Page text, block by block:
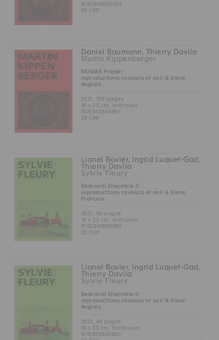
9782940656059
29 CHF
Daniel Baumann, Thierry Davila
Martin Kippenberger
MOMAS Projekt
reproductions couleurs et noir & blanc
Anglais
2021, 136 pages
16 x 23 cm, softcover
9781942884897
29 CHF
Lionel Bovier, Ingrid Luquet-Gad,
Thierry Davila
Sylvie Fleury
Bedroom Ensemble II
reproductions couleurs et noir & blanc
Français
2021, 64 pages
16 x 23 cm, softcover
9782940656066
20 CHF
Lionel Bovier, Ingrid Luquet-Gad,
Thierry Davila
Sylvie Fleury
Bedroom Ensemble II
reproductions couleurs et noir & blanc
Anglais
2021, 64 pages
16 x 23 cm, hardcover
9781942884880